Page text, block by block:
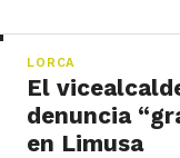
LORCA
El
denuncia
en Limusa